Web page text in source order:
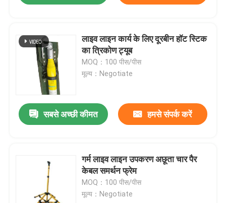
लाइव लाइन कार्य के लिए दूरबीन हॉट स्टिक
का त्रिकोण ट्यूब
MOQ：100 पीस/पीस
मूल्य：Negotiate
सबसे अच्छी कीमत हमसे संपर्क करें
गर्म लाइव लाइन उपकरण अछूता चार पैर
केबल समर्थन फ्रेम
MOQ：100 पीस/पीस
मूल्य：Negotiate